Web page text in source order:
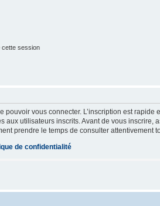
cette session
pouvoir vous connecter. L’inscription est
aux utilisateurs inscrits. Avant de vous inscrire,
prendre le temps de consulter attentivement
de confidentialité